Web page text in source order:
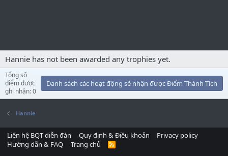
Hannie has not been awarded any trophies yet.
Tổng số
điểm được
ghi nhận: 0
Danh sách các hoạt động sẽ nhận được Điểm Thành Tích
Hannie
Liên hệ BQT diễn đàn Quy định & Điều khoản
Privacy policy
Hướng dẫn & FAQ
Trang chủ
R